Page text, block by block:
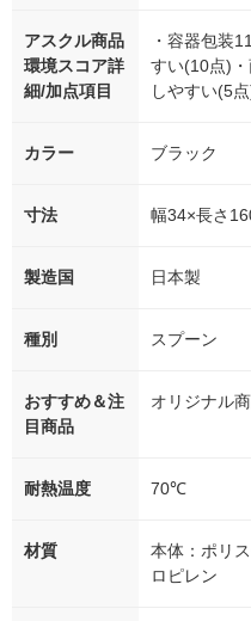
アスクル商品
環境スコア詳
細/加点項目
・容器包装
すい(10点)
しやすい(5
カラー ブラック
寸法 幅34×長さ
製造国 日本製
種別 スプーン
おすすめ＆注
目商品
オリジナル
耐熱温度 70℃
材質
本体：ポリ
ロピレン